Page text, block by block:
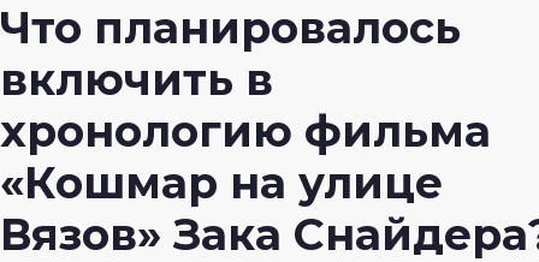
Что планировалось
включить в
хронологию фильма
«Кошмар на улице
Вязов» Зака